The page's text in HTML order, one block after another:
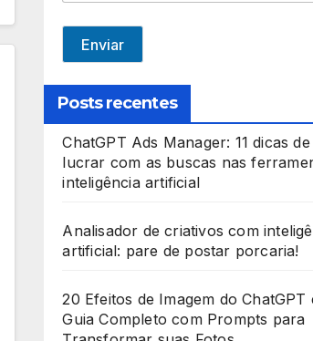
a
s
+
Enviar
Posts recentes
ChatGPT Ads Manager: 11 dicas
lucrar com as buscas nas
inteligência artificial
Analisador de criativos com
artificial: pare de postar porcaria!
20 Efeitos de Imagem do ChatGPT
Guia Completo com Prompts para